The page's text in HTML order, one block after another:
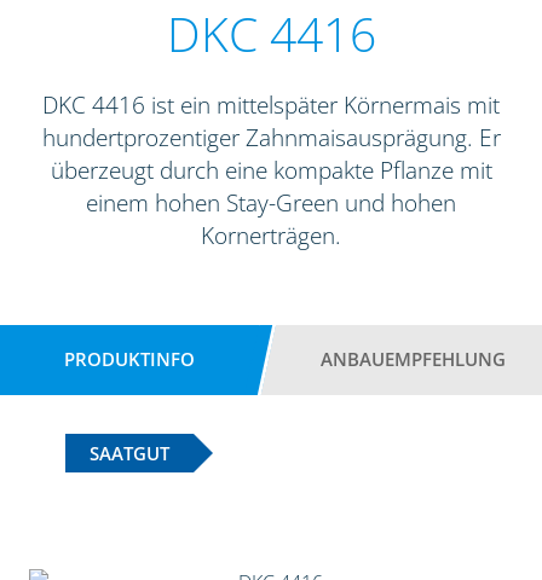
DKC 4416
DKC 4416 ist ein mittelspäter Körnermais mit
hundertprozentiger Zahnmaisausprägung. Er
überzeugt durch eine kompakte Pflanze mit
einem hohen Stay-Green und hohen
Kornerträgen.
PRODUKTINFO ANBAUEMPFEHLUNG
SAATGUT